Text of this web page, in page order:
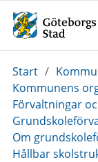
Du
är
här:
Start /
Kommunens
Förvaltningar
Om
Hållbar